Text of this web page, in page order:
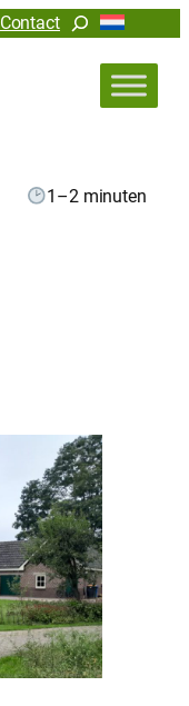
ContactZoeken
1–2 minuten